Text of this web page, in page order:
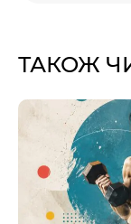
ТАКОЖ